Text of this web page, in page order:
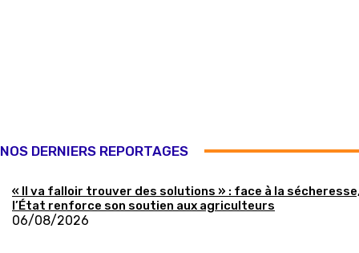
NOS DERNIERS REPORTAGES
« Il va falloir trouver des solutions » : face à la
l’État renforce son soutien aux agriculteurs
06/08/2026